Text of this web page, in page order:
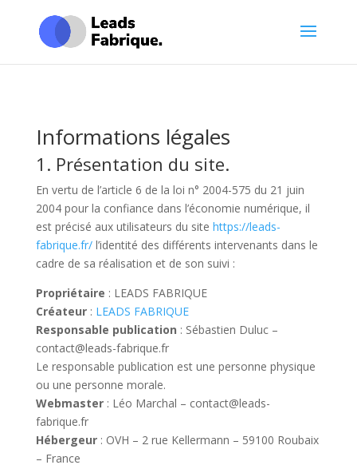
Informations légales
1. Présentation du site.
En vertu de l’article 6 de la loi n° 2004-575 du 21 juin
2004 pour la confiance dans l’économie numérique, il
est précisé aux utilisateurs du site https://leads-
fabrique.fr/ l’identité des différents intervenants dans le
cadre de sa réalisation et de son suivi :
Propriétaire : LEADS FABRIQUE
Créateur : LEADS FABRIQUE
Responsable publication : Sébastien Duluc –
contact@leads-fabrique.fr
Le responsable publication est une personne physique
ou une personne morale.
Webmaster : Léo Marchal – contact@leads-
fabrique.fr
Hébergeur : OVH – 2 rue Kellermann – 59100 Roubaix
– France